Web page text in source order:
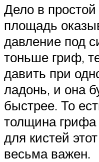
Дело в
площадь
давление под
тоньше гриф,
давить при
ладонь, и она
быстрее. То
толщина грифа
для кистей
весьма важен.